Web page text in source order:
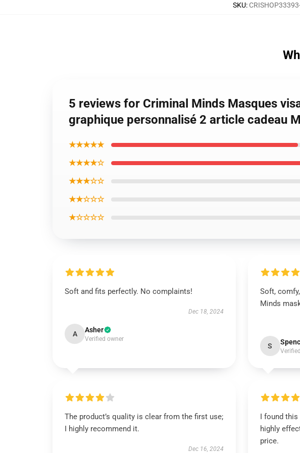
SKU:
5 reviews for Criminal Minds Masques
graphique personnalisé 2 article cadeau
★★★★★
★★★★☆
★★★☆☆
★★☆☆☆
★☆☆☆☆
Soft and fits perfectly. No complaints!
Dec 18, 2024
A Asher
Verified owner
Soft,
Minds
S
The product’s quality is clear from the first use;
I highly recommend it.
Dec 16, 2024
I found this
highly
price.